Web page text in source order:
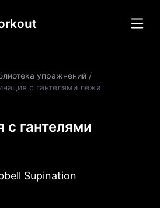
упражнений /
с гантелями лежа
с гантелями
Supination